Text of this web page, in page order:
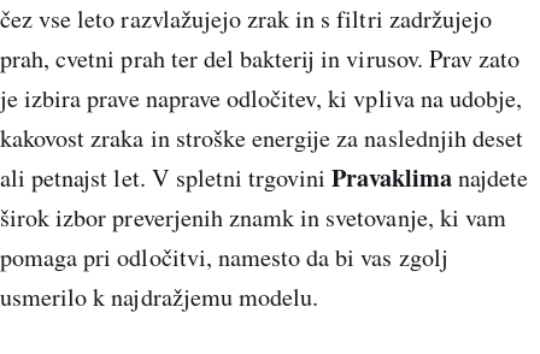
čez vse leto razvlažujejo zrak in s filtri zadržujejo
prah, cvetni prah ter del bakterij in virusov. Prav zato
je izbira prave naprave odločitev, ki vpliva na udobje,
kakovost zraka in stroške energije za naslednjih deset
ali petnajst let. V spletni trgoviniPravaklimanajdete
širok izbor preverjenih znamk in svetovanje, ki vam
pomaga pri odločitvi, namesto da bi vas zgolj
usmerilo k najdražjemu modelu.